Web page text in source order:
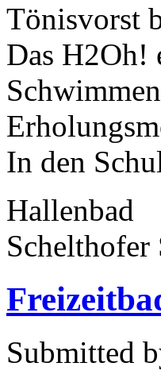
Tönisvorst
Das H2Oh!
In den
Hallenbad
Submitted